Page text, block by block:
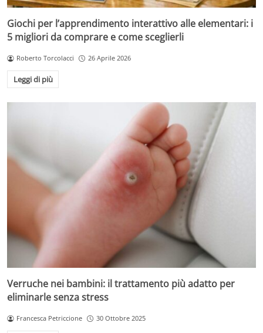
Giochi per l’apprendimento interattivo alle elementari: i
5 migliori da comprare e come sceglierli
Roberto Torcolacci 26 Aprile 2026
Leggi di più
Verruche nei bambini: il trattamento più adatto per
eliminarle senza stress
Francesca Petriccione 30 Ottobre 2025